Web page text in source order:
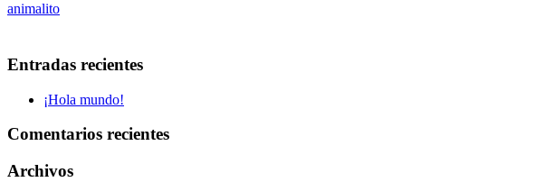
animalito
Entradas recientes
¡Hola mundo!
Comentarios recientes
Archivos